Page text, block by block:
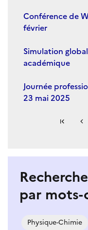
Conférence de
février
Simulation
académique
Journée
23 mai 2025
par mots-
Physique-Chimie